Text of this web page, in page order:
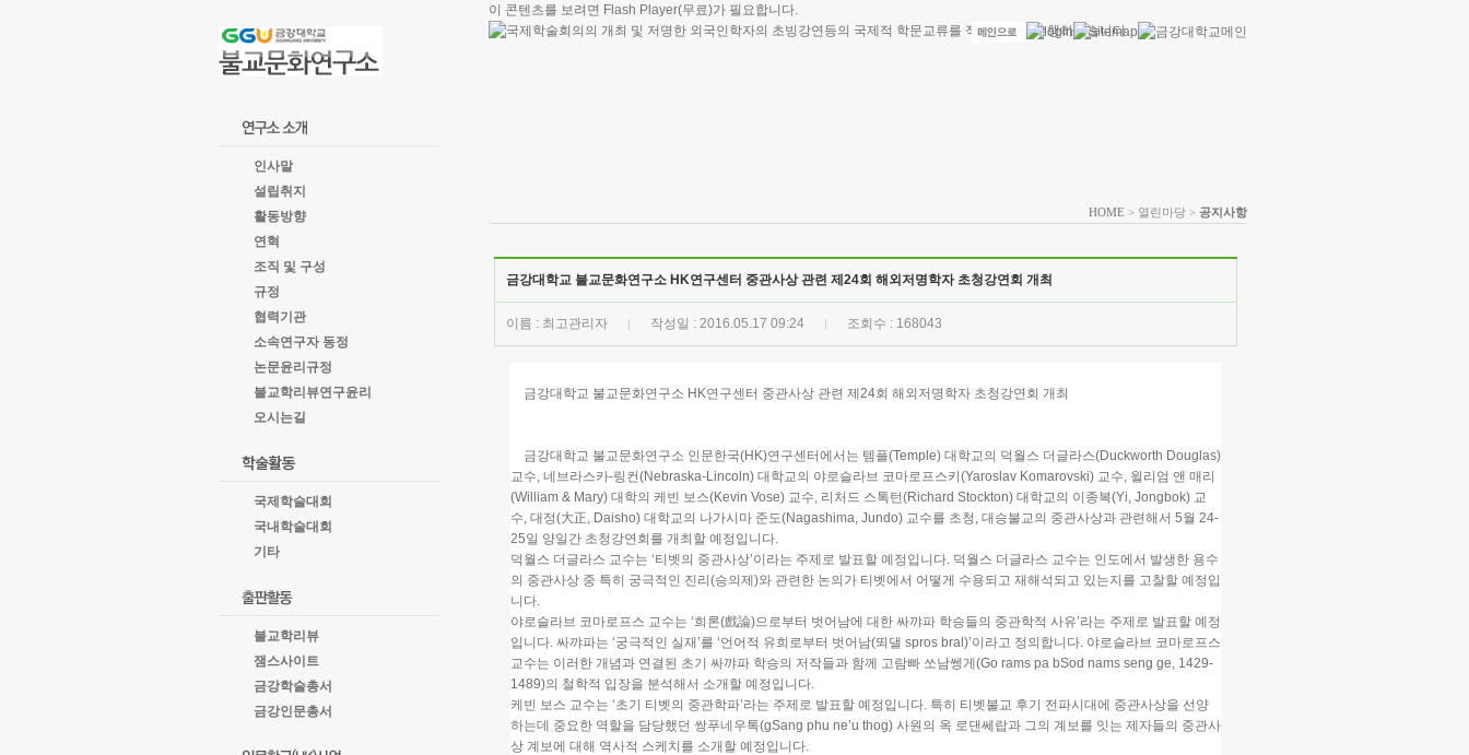
인사말
설립취지
활동방향
연혁
조직 및 구성
규정
협력기관
소속연구자 동정
논문윤리규정
불교학리뷰연구윤리
오시는길
국제학술대회
국내학술대회
기타
불교학리뷰
잼스사이트
금강학술총서
금강인문총서
이 콘텐츠를 보려면 Flash Player(무료)가 필요합니다.
HOME > 열린마당 > 공지사항
금강대학교 불교문화연구소 HK연구센터 중관사상 관련 제24회 해외저명학자 초청강연회 개최
이름 : 최고관리자 | 작성일 : 2016.05.17 09:24 | 조회수 : 168043
금강대학교 불교문화연구소 HK연구센터 중관사상 관련 제24회 해외저명학자 초청강연회 개최
금강대학교 불교문화연구소 인문한국(HK)연구센터에서는 템플(Temple) 대학교의 덕월스 더글라스(Duckworth Douglas)
교수, 네브라스카-링컨(Nebraska-Lincoln) 대학교의 야로슬라브 코마로프스키(Yaroslav Komarovski) 교수, 윌리엄 앤 매리
(William & Mary) 대학의 케빈 보스(Kevin Vose) 교수, 리처드 스톡턴(Richard Stockton) 대학교의 이종복(Yi, Jongbok) 교
수, 대정(大正, Daisho) 대학교의 나가시마 준도(Nagashima, Jundo) 교수를 초청, 대승불교의 중관사상과 관련해서 5월 24-
25일 양일간 초청강연회를 개최할 예정입니다.
덕월스 더글라스 교수는 ‘티벳의 중관사상’이라는 주제로 발표할 예정입니다. 덕월스 더글라스 교수는 인도에서 발생한 용수
의 중관사상 중 특히 궁극적인 진리(승의제)와 관련한 논의가 티벳에서 어떻게 수용되고 재해석되고 있는지를 고찰할 예정입
니다.
야로슬라브 코마로프스 교수는 ‘희론(戲論)으로부터 벗어남에 대한 싸꺄파 학승들의 중관학적 사유’라는 주제로 발표할 예정
입니다. 싸꺄파는 ‘궁극적인 실재’를 ‘언어적 유희로부터 벗어남(뙤댈 spros bral)’이라고 정의합니다. 야로슬라브 코마로프스
교수는 이러한 개념과 연결된 초기 싸꺄파 학승의 저작들과 함께 고람빠 쏘남쎙게(Go rams pa bSod nams seng ge, 1429-
1489)의 철학적 입장을 분석해서 소개할 예정입니다.
케빈 보스 교수는 ‘초기 티벳의 중관학파’라는 주제로 발표할 예정입니다. 특히 티벳불교 후기 전파시대에 중관사상을 선양
하는데 중요한 역할을 담당했던 쌍푸네우톡(gSang phu ne’u thog) 사원의 옥 로댄쎄랍과 그의 계보를 잇는 제자들의 중관사
상 계보에 대해 역사적 스케치를 소개할 예정입니다.